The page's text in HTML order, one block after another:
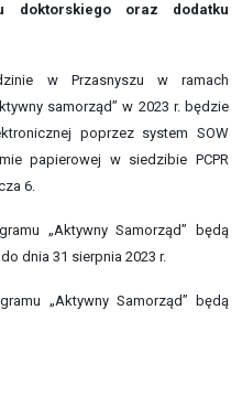
doktorskiego oraz dodatku
w Przasnyszu w ramach
samorząd” w 2023 r. będzie
poprzez system SOW
papierowej w siedzibie PCPR
6.
„Aktywny Samorząd” będą
dnia 31 sierpnia 2023 r.
„Aktywny Samorząd” będą